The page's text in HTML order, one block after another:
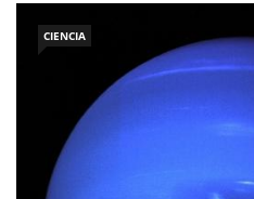
CIENCIA